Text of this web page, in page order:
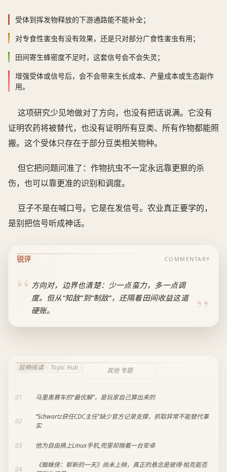
受体到挥发物释放的下游通路能不能补全；
对专食性害虫有没有效果，还是只对部分广食性害虫有用；
田间寄生蜂密度不足时，这套信号会不会失灵；
增强受体或信号后，会不会带来生长成本、产量成本或生态副作
用。
这项研究少见地做对了方向，也没有把话说满。它没有
证明农药将被替代，也没有证明所有豆类、所有作物都能照
搬。这个受体只存在于部分豆类相关物种。
但它把问题问准了：作物抗虫不一定永远靠更狠的杀
伤，也可以靠更准的识别和调度。
豆子不是在喊口号。它是在发信号。农业真正要学的，
是别把信号听成神话。
锐评 COMMENTARY
方向对，边界也清楚：少一点蛮力，多一点调
度。但从“知敌”到“制敌”，还隔着田间收益这道
硬账。
延伸阅读 Topic Hub 其他 专题
01 马里奥赛车的“最优解”，是玩家自己算出来的
02
“Schwartz获任CDC主任”缺少官方记录支撑，抓取异常不能替代事
实
03 他为自由换上Linux手机,兜里却揣着一台安卓
04
《蜘蛛侠：崭新的一天》尚未上映，真正的悬念是彼得·帕克能否